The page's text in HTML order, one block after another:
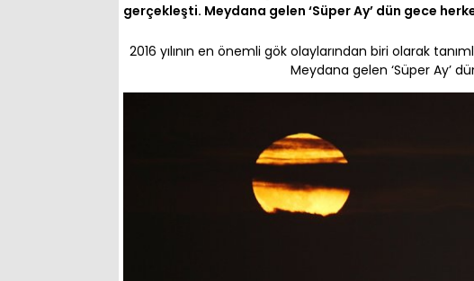
gerçekleşti. Meydana gelen ‘Süper Ay’ dün gece
2016 yılının en önemli gök olaylarından biri olarak
Meydana gelen ‘Süper Ay’